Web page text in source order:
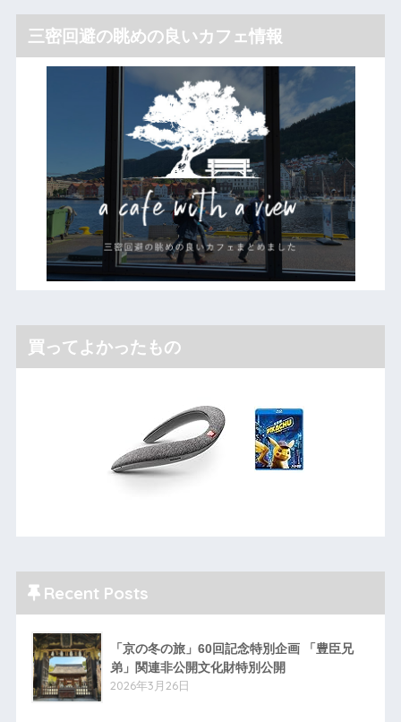
三密回避の眺めの良いカフェ情報
買ってよかったもの
Recent Posts
「京の冬の旅」60回記念特別企画 「豊臣兄
弟」関連非公開文化財特別公開
2026年3月26日